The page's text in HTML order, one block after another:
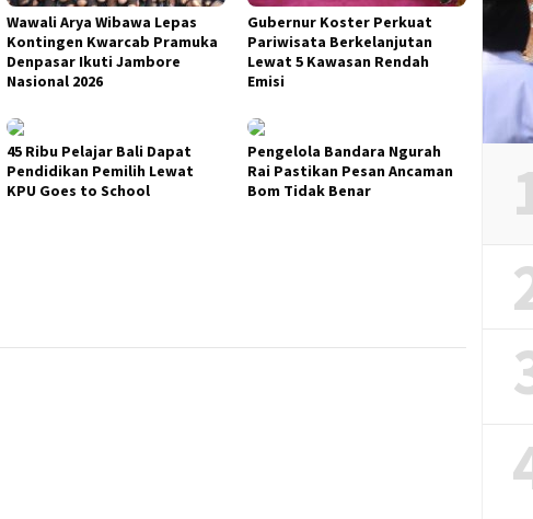
Wawali Arya Wibawa Lepas
Kontingen Kwarcab Pramuka
Denpasar Ikuti Jambore
Nasional 2026
Gubernur Koster Perkuat
Pariwisata Berkelanjutan
Lewat 5 Kawasan Rendah
Emisi
45 Ribu Pelajar Bali Dapat
Pendidikan Pemilih Lewat
KPU Goes to School
Pengelola Bandara Ngurah
Rai Pastikan Pesan Ancaman
Bom Tidak Benar